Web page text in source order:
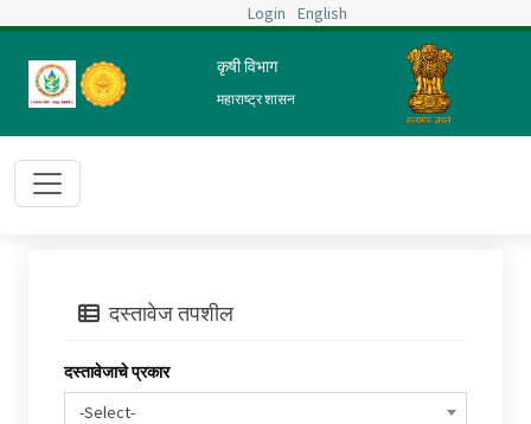
Login English
कृषी विभाग
महाराष्ट्र शासन
दस्तावेज तपशील
दस्तावेजाचे प्रकार
-Select-